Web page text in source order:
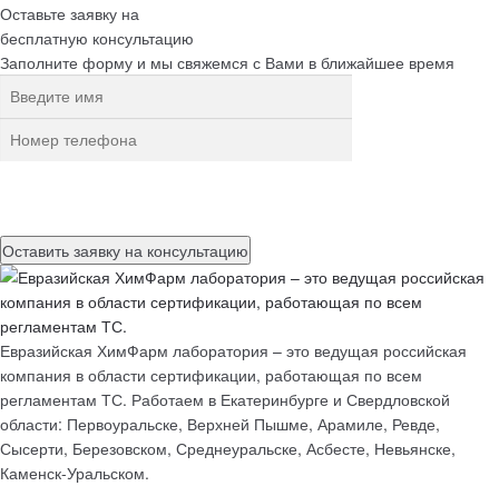
Оставьте заявку на
бесплатную консультацию
Заполните форму и мы свяжемся с Вами в ближайшее время
Евразийская ХимФарм лаборатория – это ведущая российская
компания в области сертификации, работающая по всем
регламентам ТС. Работаем в Екатеринбурге и Свердловской
области: Первоуральске, Верхней Пышме, Арамиле, Ревде,
Сысерти, Березовском, Среднеуральске, Асбесте, Невьянске,
Каменск-Уральском.